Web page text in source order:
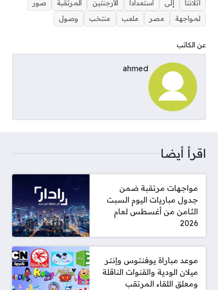
أتلانتا
إلى استعدادا الأرجنتين المرتقبة
صور
لمواجهة
مصر ملعب منتخب وصول
عن الكاتب
ahmed
اقرأ أيضا
مواجهات مرتقبة ضمن
جدول مباريات اليوم السبت
الثامن من أغسطس لعام
2026
موعد مباراة يوفنتوس وإنتر
ميلان الودية والقنوات الناقلة
ومعلق اللقاء المرتقب